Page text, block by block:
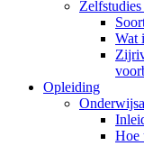
Zelfstudies
Wat
Opleiding
Hoe